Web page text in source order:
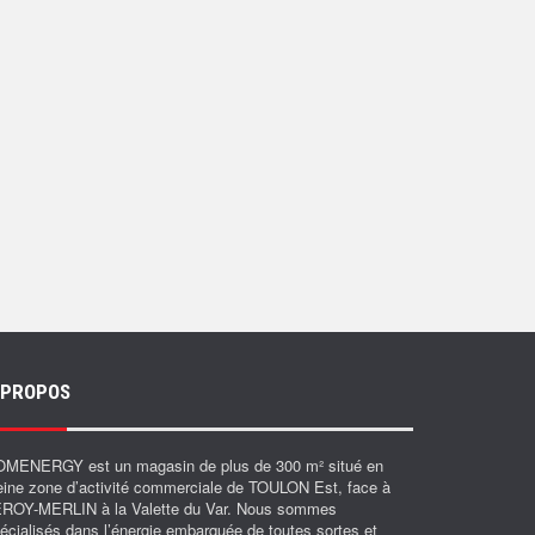
est un magasin de plus de 300 m² situé en
zone d’activité commerciale de TOULON Est, face à
MERLIN à la Valette du Var. Nous sommes
dans l’énergie embarquée de toutes sortes et